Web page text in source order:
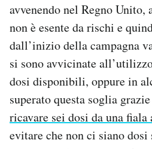
avvenendo nel Regno Unito,
non è esente da rischi e
dall’inizio della campagna
si sono avvicinate
dosi disponibili, oppure in
superato questa soglia grazie
ricavare sei dosi da una fiala
evitare che non ci siano